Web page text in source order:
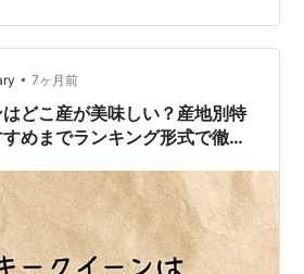
く生長する緑の稲は、印字された
• 7ヶ月前
どこ産が美味しい？産地別特
めまでランキング形式で徹底